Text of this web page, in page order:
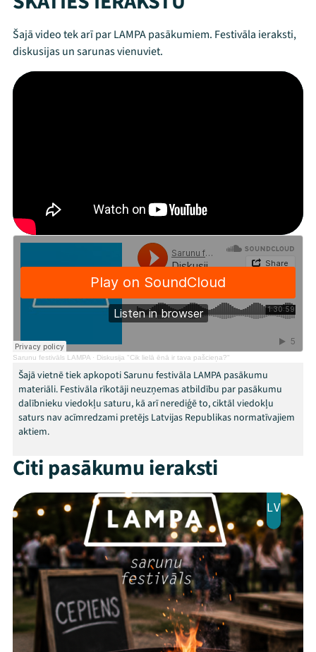
Viņi bija LAMPĀ 2026
Jaunumi
Ziedo
Veikals
Kontakti
ThreadsFacebookYoutube
X Instagram
Flick TikTok
Šajā video tek arī par LAMPA pasākumiem. Festivāla ieraksti,
diskusijas un sarunas vienuviet.
Sarunu festivāls LAMPA · Diskusija "Cik lielā ēnā ir tava pašcieņa?"
Šajā vietnē tiek apkopoti Sarunu festivāla LAMPA pasākumu
materiāli. Festivāla rīkotāji neuzņemas atbildību par pasākumu
dalībnieku viedokļu saturu, kā arī nerediģē to, ciktāl viedokļu
saturs nav acīmredzami pretējs Latvijas Republikas normatīvajiem
aktiem.
Citi pasākumu ieraksti
LV